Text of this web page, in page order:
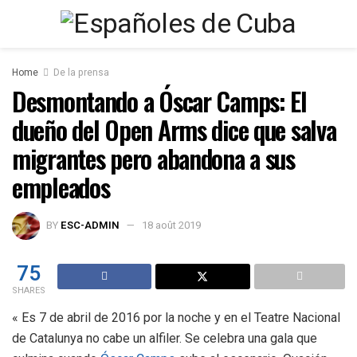
Home De la prensa
Desmontando a Óscar Camps: El
dueño del Open Arms dice que salva
migrantes pero abandona a sus
empleados
BY ESC-ADMIN 18 août 2019
75
SHARES
« Es 7 de abril de 2016 por la noche y en el Teatre Nacional
de Catalunya no cabe un alfiler. Se celebra una gala que